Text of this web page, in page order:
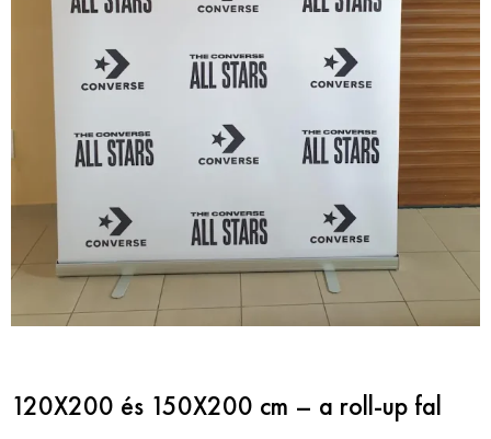
120X200 és 150X200 cm – a roll-up fal